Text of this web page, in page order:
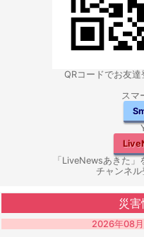
QRコードでお友達
スマ
「LiveNewsあきた
チャンネ
災害
2026年08